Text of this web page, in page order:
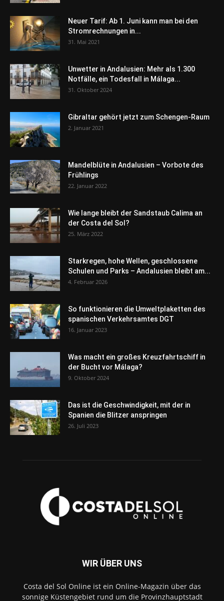
Neuer Tarif: Ab 1. Juni kann man bei den
Stromrechnungen in...
31. Mai 2021
Unwetter in Andalusien: Mehr als 1.300
Notfälle, ein Todesfall in Málaga...
31. Oktober 2024
Gibraltar gehört jetzt zum Schengen-Raum
2. Januar 2021
Mandelblüte in Andalusien – Vorbote des
Frühlings
22. Januar 2022
Wie lange bleibt der Sandstaub Calima an
der Costa del Sol?
25. März 2022
Starkregen, hohe Wellen, geschlossene
Schulen und Parks – Andalusien bleibt am...
4. Februar 2026
So funktionieren die Umweltplaketten des
spanischen Verkehrsamtes DGT
16. Januar 2023
Was macht ein großes Kreuzfahrtschiff in
der Bucht vor Málaga?
9. Oktober 2024
Das ist die Geschwindigkeit, mit der in
Spanien die Blitzer anspringen
26. Juli 2023
WIR ÜBER UNS
Costa del Sol Online ist ein Online-Magazin über das
sonnige Küstengebiet rund um die Provinzhauptstadt